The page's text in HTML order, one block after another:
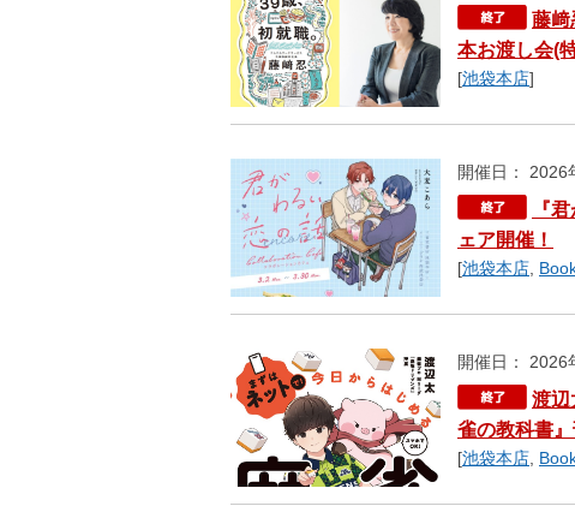
藤﨑
本お渡し会(
[池袋本店]
開催日： 2026
『
ェア開催！
[池袋本店
開催日： 2026
渡辺
雀の教科書
[池袋本店